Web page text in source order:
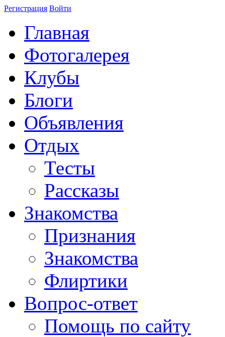
Регистрация Войти
Главная
Фотогалерея
Клубы
Блоги
Объявления
Отдых
Тесты
Рассказы
Знакомства
Признания
Знакомства
Флиртики
Вопрос-ответ
Помощь по сайту